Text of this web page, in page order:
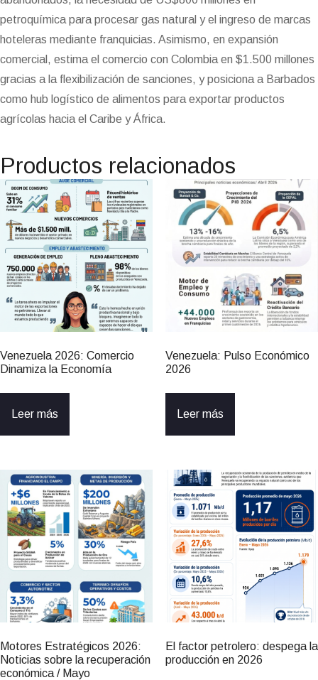
petroquímica para procesar gas natural y el ingreso de marcas
hoteleras mediante franquicias. Asimismo, en expansión
comercial, estima el comercio con Colombia en $1.500 millones
gracias a la flexibilización de sanciones, y posiciona a Barbados
como hub logístico de alimentos para exportar productos
agrícolas hacia el Caribe y África.
Productos relacionados
Venezuela 2026: Comercio
Dinamiza la Economía
Leer más
Venezuela: Pulso Económico
2026
Leer más
Motores Estratégicos 2026:
Noticias sobre la recuperación
económica / Mayo
El factor petrolero: despega la
producción en 2026